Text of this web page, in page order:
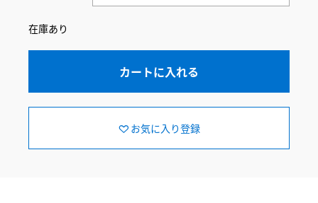
在庫あり
カートに入れる
お気に入り登録